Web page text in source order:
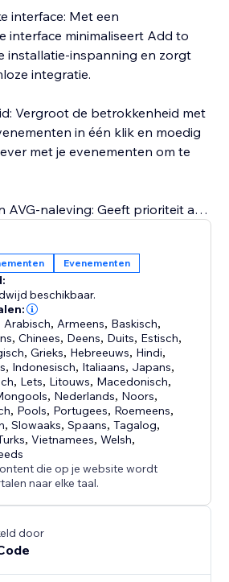
interface: Met een
interface minimaliseert Add to
installatie-inspanning en zorgt
integratie.
Vergroot de betrokkenheid met
in één klik en moedig
met je evenementen om te
AVG-naleving: Geeft prioriteit aan
alle gebruikers.
biedt een complete
die hun
en de opkomst willen
Add to Calendar Button
Evenementen
beschikbaar.
Arabisch, Armeens, Baskisch,
,Chinees, Deens, Duits, Estisch,
,Grieks, Hebreeuws, Hindi,
, Indonesisch, Italiaans, Japans,
, Lets, Litouws, Macedonisch,
, Nederlands, Noors,
, Pools, Portugees, Roemeens,
,Slowaaks,Spaans,Tagalog,
,Vietnamees,Welsh,
die op je website wordt
naar elke taal.
door